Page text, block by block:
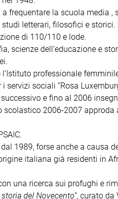
frequentare la scuola media ,
letterari, filosofici e
di 110/110 e lode.
scienze dell’educazione e
professionale
servizi sociali “Rosa
e fino al 2006
scolastico 2006-2007
1989, forse anche a causa
italiana già residenti in
una ricerca sui profughi e
del Novecento”, curato da